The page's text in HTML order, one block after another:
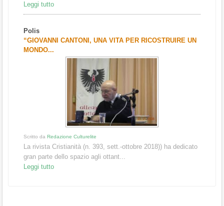
Leggi tutto
Polis
“GIOVANNI CANTONI, UNA VITA PER RICOSTRUIRE UN
MONDO...
Scritto da Redazione Culturelite
La rivista Cristianità (n. 393, sett.-ottobre 2018)) ha dedicato
gran parte dello spazio agli ottant...
Leggi tutto